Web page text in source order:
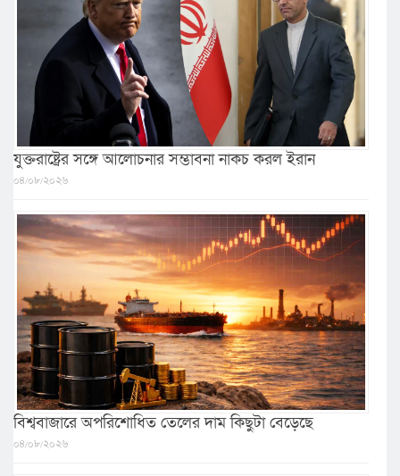
যুক্তরাষ্ট্রের সঙ্গে আলোচনার সম্ভাবনা নাকচ করল ইরান
০৪/০৮/২০২৬
বিশ্ববাজারে অপরিশোধিত তেলের দাম কিছুটা বেড়েছে
০৪/০৮/২০২৬